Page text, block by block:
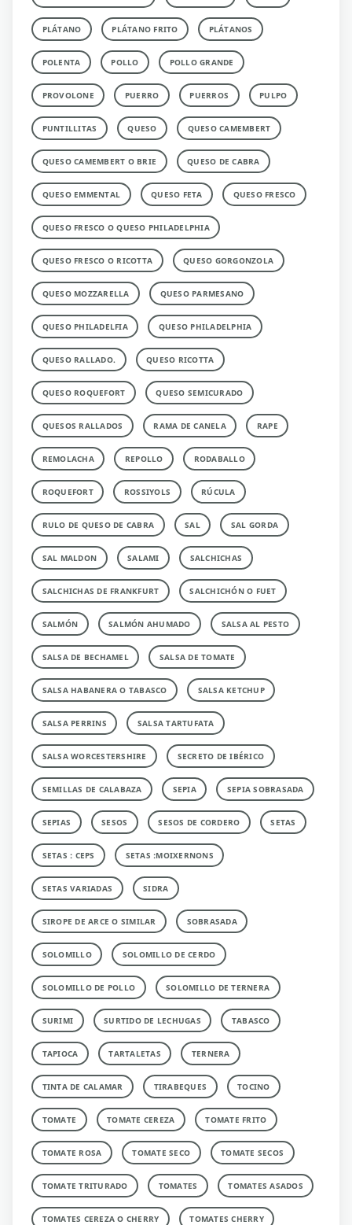
PLÁTANO PLÁTANO FRITO PLÁTANOS
POLENTA POLLO POLLO GRANDE
PROVOLONE PUERRO PUERROS PULPO
PUNTILLITAS QUESO QUESO CAMEMBERT
QUESO CAMEMBERT O BRIE QUESO DE CABRA
QUESO EMMENTAL QUESO FETA QUESO FRESCO
QUESO FRESCO O QUESO PHILADELPHIA
QUESO FRESCO O RICOTTA QUESO GORGONZOLA
QUESO MOZZARELLA QUESO PARMESANO
QUESO PHILADELFIA QUESO PHILADELPHIA
QUESO RALLADO. QUESO RICOTTA
QUESO ROQUEFORT QUESO SEMICURADO
QUESOS RALLADOS RAMA DE CANELA RAPE
REMOLACHA REPOLLO RODABALLO
ROQUEFORT ROSSIYOLS RÚCULA
RULO DE QUESO DE CABRA SAL SAL GORDA
SAL MALDON SALAMI SALCHICHAS
SALCHICHAS DE FRANKFURT SALCHICHÓN O FUET
SALMÓN SALMÓN AHUMADO SALSA AL PESTO
SALSA DE BECHAMEL SALSA DE TOMATE
SALSA HABANERA O TABASCO SALSA KETCHUP
SALSA PERRINS SALSA TARTUFATA
SALSA WORCESTERSHIRE SECRETO DE IBÉRICO
SEMILLAS DE CALABAZA SEPIA SEPIA SOBRASADA
SEPIAS SESOS SESOS DE CORDERO SETAS
SETAS : CEPS SETAS :MOIXERNONS
SETAS VARIADAS SIDRA
SIROPE DE ARCE O SIMILAR SOBRASADA
SOLOMILLO SOLOMILLO DE CERDO
SOLOMILLO DE POLLO SOLOMILLO DE TERNERA
SURIMI SURTIDO DE LECHUGAS TABASCO
TAPIOCA TARTALETAS TERNERA
TINTA DE CALAMAR TIRABEQUES TOCINO
TOMATE TOMATE CEREZA TOMATE FRITO
TOMATE ROSA TOMATE SECO TOMATE SECOS
TOMATE TRITURADO TOMATES TOMATES ASADOS
TOMATES CEREZA O CHERRY TOMATES CHERRY